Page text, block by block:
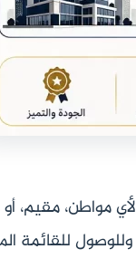
مواطن، مقيم،
للقائمة